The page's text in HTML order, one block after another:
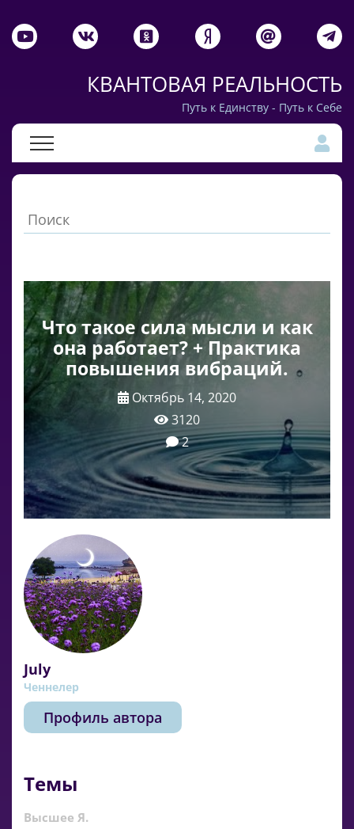
КВАНТОВАЯ РЕАЛЬНОСТЬ
Путь к Единству - Путь к Себе
Что такое сила мысли и как
она работает? + Практика
повышения вибраций.
Октябрь 14, 2020
3120
2
July
Ченнелер
Профиль автора
Темы
Высшее Я.